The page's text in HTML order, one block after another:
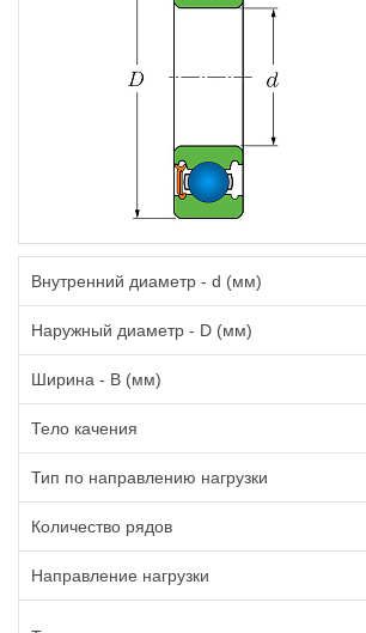
Внутренний диаметр - d (мм)
Наружный диаметр - D (мм)
Ширина - B (мм)
Тело качения
Тип по направлению нагрузки
Количество рядов
Направление нагрузки